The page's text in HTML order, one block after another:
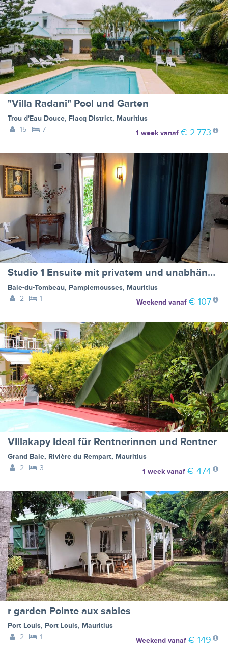
"Villa Radani" Pool und Garten
Trou d'Eau Douce, Flacq District, Mauritius
15
7 1 weekvanaf € 2.773
Studio 1 Ensuite mit privatem und unabhängigem Zugang
Baie-du-Tombeau, Pamplemousses, Mauritius
2
1 Weekendvanaf € 107
VIllakapy Ideal für Rentnerinnen und Rentner
Grand Baie, Rivière du Rempart, Mauritius
2
3 1 weekvanaf € 474
r garden Pointe aux sables
Port Louis, Port Louis, Mauritius
2
1 Weekendvanaf € 149